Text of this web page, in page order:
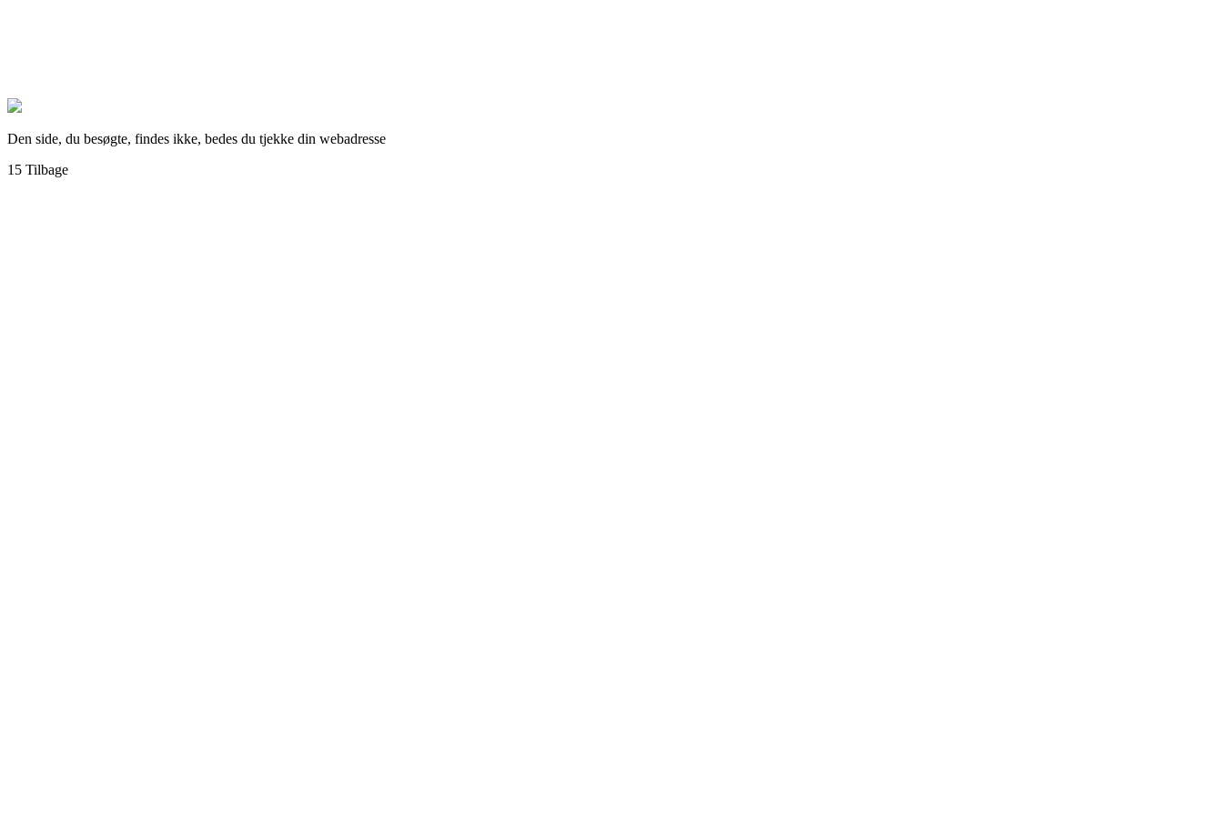
Den side, du besøgte, findes ikke, bedes du tjekke din webadresse
15 Tilbage